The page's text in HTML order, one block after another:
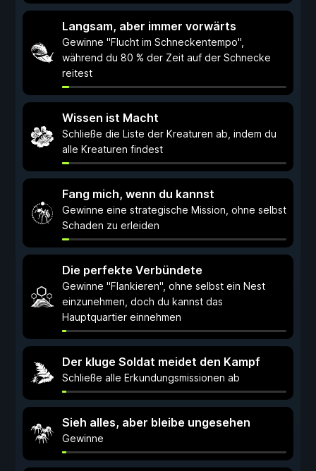
Langsam, aber immer vorwärts
Gewinne "Flucht im Schneckentempo",
während du 80 % der Zeit auf der Schnecke
reitest
Wissen ist Macht
Schließe die Liste der Kreaturen ab, indem du
alle Kreaturen findest
Fang mich, wenn du kannst
Gewinne eine strategische Mission, ohne selbst
Schaden zu erleiden
Die perfekte Verbündete
Gewinne "Flankieren", ohne selbst ein Nest
einzunehmen, doch du kannst das
Hauptquartier einnehmen
Der kluge Soldat meidet den Kampf
Schließe alle Erkundungsmissionen ab
Sieh alles, aber bleibe ungesehen
Gewinne